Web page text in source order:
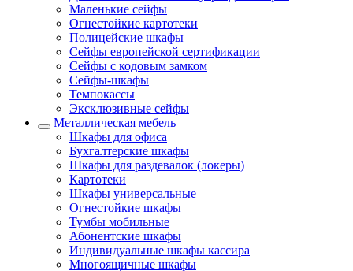
Маленькие сейфы
Огнестойкие картотеки
Полицейские шкафы
Сейфы европейской сертификации
Сейфы с кодовым замком
Сейфы-шкафы
Темпокассы
Эксклюзивные сейфы
Металлическая мебель
Шкафы для офиса
Бухгалтерские шкафы
Шкафы для раздевалок (локеры)
Картотеки
Шкафы универсальные
Огнестойкие шкафы
Тумбы мобильные
Абонентские шкафы
Индивидуальные шкафы кассира
Многоящичные шкафы